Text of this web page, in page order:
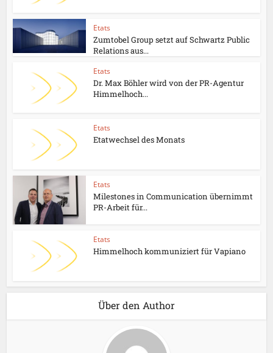
Etats
Zumtobel Group setzt auf Schwartz Public
Relations aus...
Etats
Dr. Max Böhler wird von der PR-Agentur
Himmelhoch...
Etats
Etatwechsel des Monats
Etats
Milestones in Communication übernimmt
PR-Arbeit für...
Etats
Himmelhoch kommuniziert für Vapiano
Über den Author